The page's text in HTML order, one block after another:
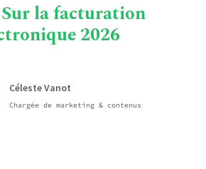
la facturation
2026
Céleste Vanot
Chargée de marketing & contenus